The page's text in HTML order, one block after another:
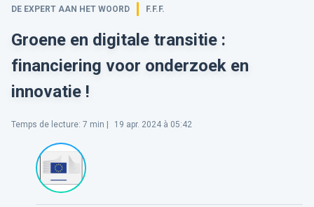
DE EXPERT AAN HET WOORD F.F.F.
Groene en digitale transitie :
financiering voor onderzoek en
innovatie !
Temps de lecture: 7 min | 19 apr. 2024 à 05:42